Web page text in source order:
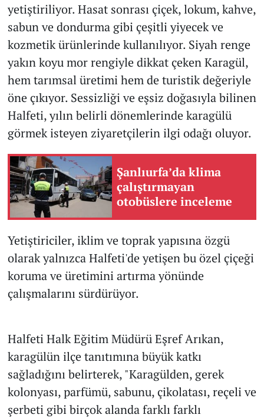
yetiştiriliyor. Hasat sonrası çiçek, lokum, kahve,
sabun ve dondurma gibi çeşitli yiyecek ve
kozmetik ürünlerinde kullanılıyor. Siyah renge
yakın koyu mor rengiyle dikkat çeken Karagül,
hem tarımsal üretimi hem de turistik değeriyle
öne çıkıyor. Sessizliği ve eşsiz doğasıyla bilinen
Halfeti, yılın belirli dönemlerinde karagülü
görmek isteyen ziyaretçilerin ilgi odağı oluyor.
Şanlıurfa’da klima
çalıştırmayan
otobüslere inceleme
Yetiştiriciler, iklim ve toprak yapısına özgü
olarak yalnızca Halfeti'de yetişen bu özel çiçeği
koruma ve üretimini artırma yönünde
çalışmalarını sürdürüyor.
Halfeti Halk Eğitim Müdürü Eşref Arıkan,
karagülün ilçe tanıtımına büyük katkı
sağladığını belirterek, "Karagülden, gerek
kolonyası, parfümü, sabunu, çikolatası, reçeli ve
şerbeti gibi birçok alanda farklı farklı